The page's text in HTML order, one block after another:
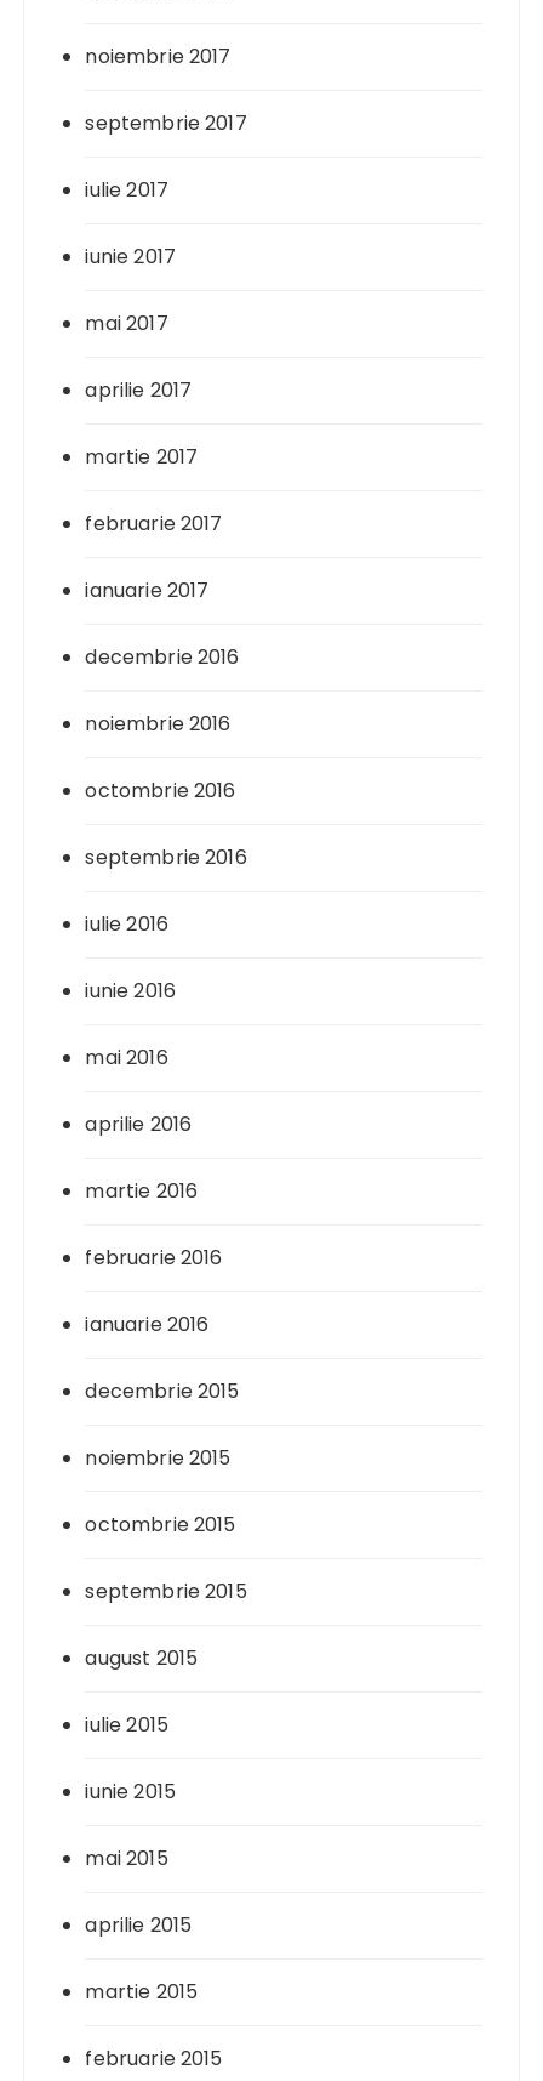
noiembrie 2017
septembrie 2017
iulie 2017
iunie 2017
mai 2017
aprilie 2017
martie 2017
februarie 2017
ianuarie 2017
decembrie 2016
noiembrie 2016
octombrie 2016
septembrie 2016
iulie 2016
iunie 2016
mai 2016
aprilie 2016
martie 2016
februarie 2016
ianuarie 2016
decembrie 2015
noiembrie 2015
octombrie 2015
septembrie 2015
august 2015
iulie 2015
iunie 2015
mai 2015
aprilie 2015
martie 2015
februarie 2015